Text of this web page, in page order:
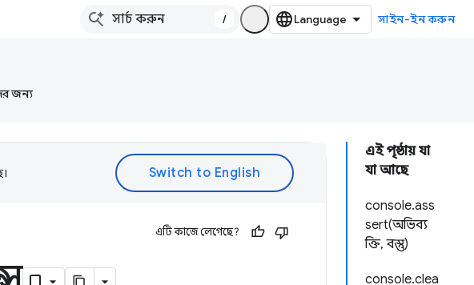
/ সাইন-ইন করুন
জন্য
এই পৃষ্ঠায় যা
যা আছে
console.ass
sert(অভিব্য
ক্তি, বস্তু)
console.clea
এটি কাজে লেগেছে?